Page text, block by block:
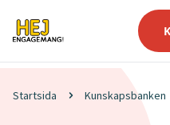
Startsida Kunskapsbanken